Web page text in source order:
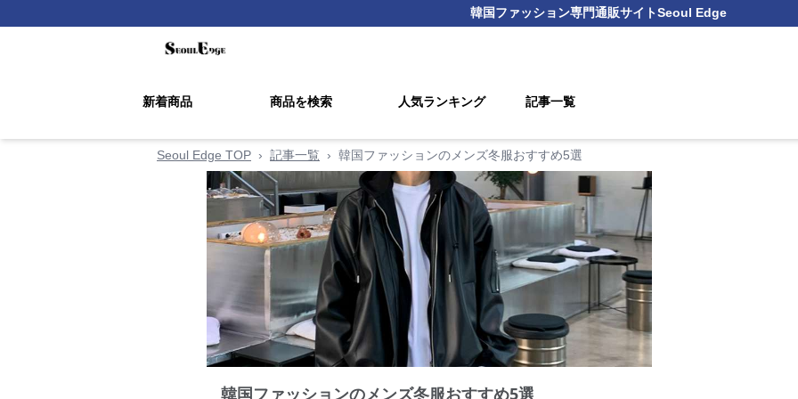
韓国ファッション専門通販サイトSeoul Edge
新着商品 商品を検索 人気ランキング 記事一覧
Seoul Edge TOP › 記事一覧 › 韓国ファッションのメンズ冬服おすすめ5選
韓国ファッションのメンズ冬服おすすめ5選